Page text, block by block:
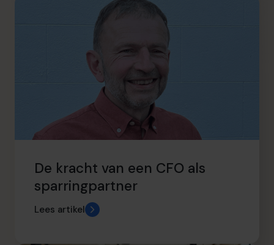
De kracht van een CFO als
sparringpartner
Lees artikel